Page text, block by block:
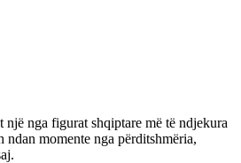
nga figurat shqiptare më të ndjekura
ndan momente nga përditshmëria,